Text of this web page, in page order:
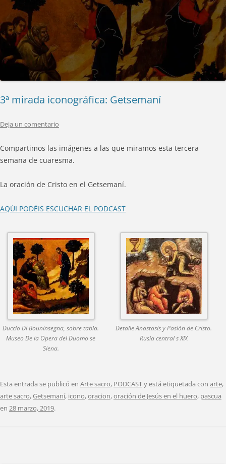
3ª mirada iconográfica: Getsemaní
Deja un comentario
Compartimos las imágenes a las que miramos esta tercera
semana de cuaresma.
La oración de Cristo en el Getsemaní.
AQÚI PODÉIS ESCUCHAR EL PODCAST
Duccio Di Bouninsegna, sobre tabla.
Museo De la Opera del Duomo se
Siena.
Detalle Anastasis y Pasión de Cristo.
Rusia central s XIX
Esta entrada se publicó en Arte sacro, PODCASTy está etiquetada con arte,
arte sacro, Getsemaní, icono,oracion,oración de Jesús en el huero, pascua
en 28 marzo, 2019.